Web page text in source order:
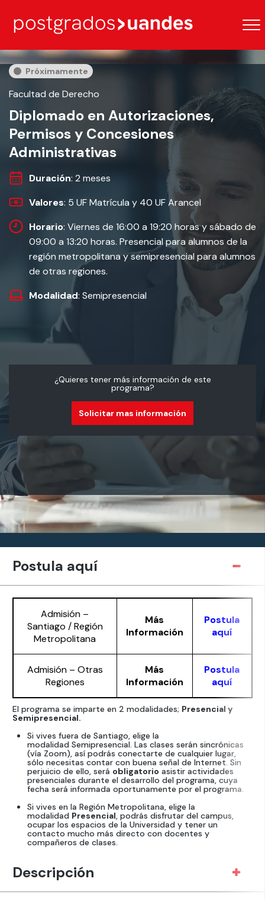
Próximamente
Facultad de Derecho
Diplomado en Autorizaciones,
Permisos y Concesiones
Administrativas
Duración: 2 meses
Valores: 5 UF Matrícula y 40 UF Arancel
Horario: Viernes de 16:00 a 19:20 horas y sábado de
09:00 a 13:20 horas. Presencial para alumnos de la
región metropolitana y semipresencial para alumnos
de otras regiones.
Modalidad: Semipresencial
¿Quieres tener más información de este
programa?
Solicitar mas información
Postula aquí
Admisión –
Santiago / Región
Metropolitana
Más
Información
Postula
aquí
Admisión – Otras
Regiones
Más
Información
Postula
aquí
El programa se imparte en 2 modalidades; Presencial y
Semipresencial.
Si vives fuera de Santiago, elige la
modalidad Semipresencial. Las clases serán sincrónicas
(vía Zoom), así podrás conectarte de cualquier lugar,
sólo necesitas contar con buena señal de Internet. Sin
perjuicio de ello, será obligatorio asistir actividades
presenciales durante el desarrollo del programa, cuya
fecha será informada oportunamente por el programa.
Si vives en la Región Metropolitana, elige la
modalidad Presencial, podrás disfrutar del campus,
ocupar los espacios de la Universidad y tener un
contacto mucho más directo con docentes y
compañeros de clases.
Descripción